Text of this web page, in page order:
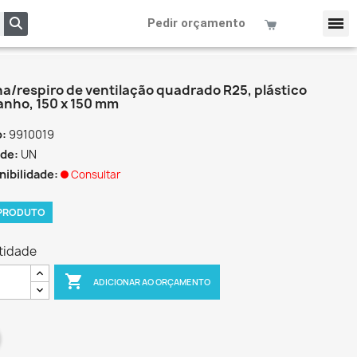
Pedir orçamento
respiro de ventilação quadrado R25, plástico
150 x 150 mm
9910019
UN
Consultar
 ADICIONAR AO ORÇAMENTO